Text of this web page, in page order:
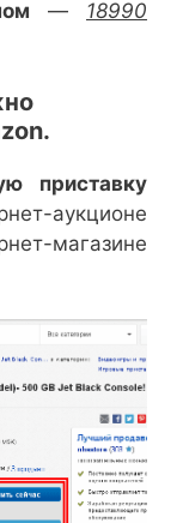
— 18990
приставку
аукционе